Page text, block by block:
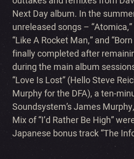
Next Day album. In the
unreleased songs –
“Like A Rocket Man,” and
finally completed after
during the main album
“Love Is Lost” (Hello Steve
Murphy for the DFA), a ten-
Soundsystem’s James
Mix of “I’d Rather Be High”
Japanese bonus track “The